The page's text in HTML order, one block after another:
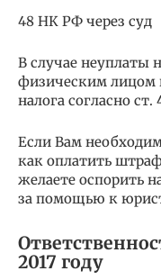
48 НК РФ через суд
В случае неуплаты
физическим лицом
налога согласно
Если Вам
как оплатить
желаете оспорить
за помощью к
2017 году